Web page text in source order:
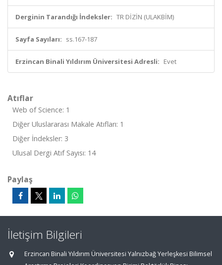
Derginin Tarandığı İndeksler: TR DİZİN (ULAKBİM)
Sayfa Sayıları: ss.167-187
Erzincan Binali Yıldırım Üniversitesi Adresli: Evet
Atıflar
Web of Science: 1
Diğer Uluslararası Makale Atıfları: 1
Diğer İndeksler: 3
Ulusal Dergi Atıf Sayısı: 14
Paylaş
İletişim Bilgileri
Erzincan Binali Yıldırım Üniversitesi Yalnızbağ Yerleşkesi Bilimsel